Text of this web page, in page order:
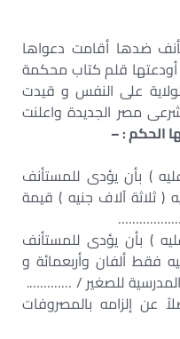
ضدها أقامت دعواها
قلم كتاب محكمة
على النفس و قيدت
مصر الجديدة واعلنت
الحكم : –
) بأن يؤدى للمستأنف
) مبلغ 3000 جنيه ( ثلاثة آلاف جنيه ) قيمة
) بأن يؤدى للمستأنف
المدعية ) مبلغ 2405 جنيه فقط ألفان وأربعمائة و
للصغير / ………….
الدراسى 98/1999 فضلاً عن إلزامه بالمصروفات